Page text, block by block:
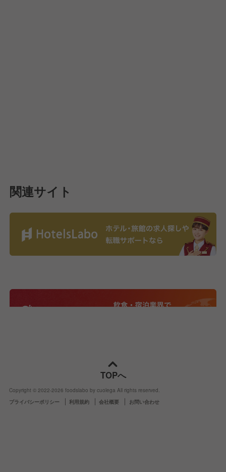
関連サイト
TOPへ
Copyright © 2022-2026 foodslabo by cuolega All rights reserved.
プライバシーポリシー
利用規約 会社概要 お問い合わせ